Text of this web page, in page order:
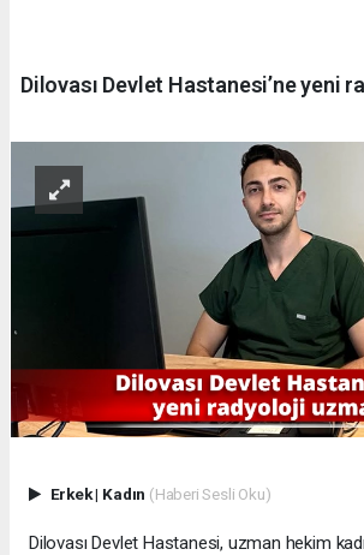
Dilovası Devlet Hastanesi’ne yeni
Erkek| Kadın (Haberi Sesli Oku)
Dilovası Devlet Hastanesi, uzman hekim